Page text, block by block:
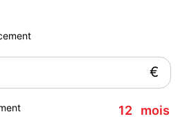
€
12 mois